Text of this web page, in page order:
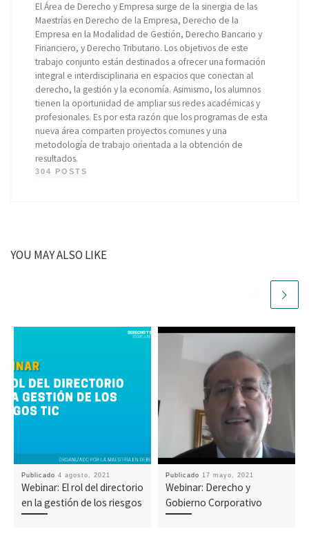
El Área de Derecho y Empresa surge de la sinergia de las
Maestrías en Derecho de la Empresa, Derecho de la
Empresa en la Modalidad de Gestión, Derecho Bancario y
Financiero, y Derecho Tributario. Los objetivos de este
trabajo conjunto están destinados a ofrecer una formación
integral e interdisciplinaria en espacios que conectan al
derecho, la gestión y la economía. Asimismo, los alumnos
tienen la oportunidad de ampliar sus redes académicas y
profesionales. Es por esta razón que los programas de esta
nueva área comparten proyectos comunes y una
metodología de trabajo orientada a la obtención de
resultados.
304 POSTS
YOU MAY ALSO LIKE
Publicado 4 agosto, 2021
Webinar: El rol del directorio
en la gestión de los riesgos
Publicado 17 mayo, 2021
Webinar: Derecho y
Gobierno Corporativo